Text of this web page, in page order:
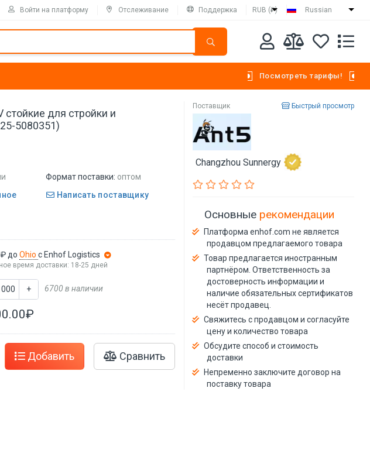
Войти на платформу Отслеживание Поддержка RUB (₽) Russian
Посмотреть тарифы!
для стройки и
5080351)
Формат поставки: оптом
Написать поставщику
доOhioс Enhof Logistics
время доставки: 18-25 дней
+ 6700 в наличии
Добавить Сравнить
Поставщик Быстрый просмотр
Changzhou Sunnergy
Основные рекомендации
Платформа enhof.com не является
продавцом предлагаемого товара
Товар предлагается иностранным
партнёром. Ответственность за
достоверность информации и
наличие обязательных сертификатов
несёт продавец.
Свяжитесь с продавцом и согласуйте
цену и количество товара
Обсудите способ и стоимость
доставки
Непременно заключите договор на
поставку товара